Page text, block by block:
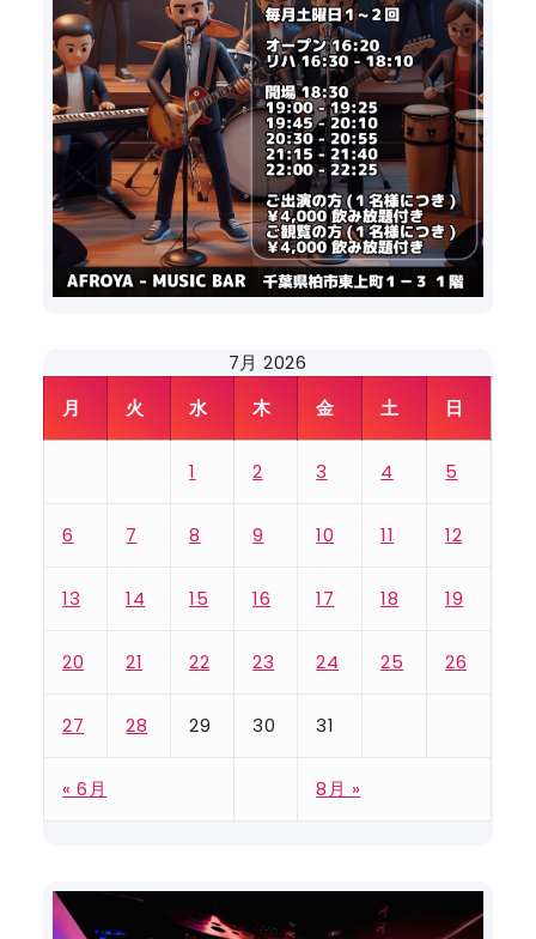
7月 2026
月
火 水 木 金 土 日
1 2 3 4 5
6 7 8 9 10 11 12
13 14 15 16 17 18 19
20 21 22 23 24 25 26
27 28 29 30 31
« 6月 8月 »